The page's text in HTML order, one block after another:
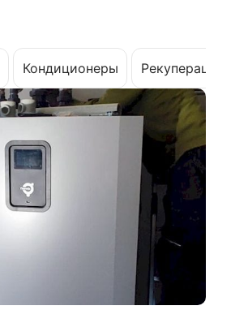
Кондиционеры Рекуперация